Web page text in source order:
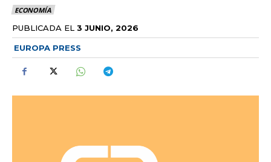
ECONOMÍA
PUBLICADA EL 3 JUNIO, 2026
EUROPA PRESS